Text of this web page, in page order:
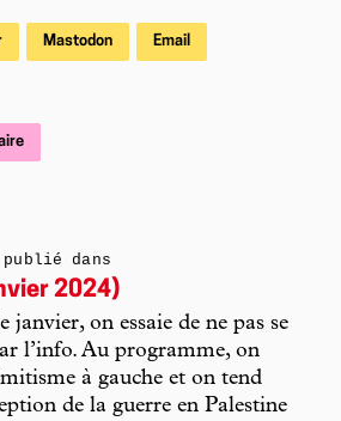
Mastodon Email
dans
2024)
janvier, on essaie de ne pas se
l’info. Au programme, on
à gauche et on tend
de la guerre en Palestine